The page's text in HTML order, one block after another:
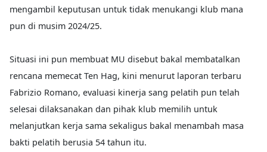
mengambil keputusan untuk tidak menukangi klub mana
pun di musim 2024/25.
Situasi ini pun membuat MU disebut bakal membatalkan
rencana memecat Ten Hag, kini menurut laporan terbaru
Fabrizio Romano, evaluasi kinerja sang pelatih pun telah
selesai dilaksanakan dan pihak klub memilih untuk
melanjutkan kerja sama sekaligus bakal menambah masa
bakti pelatih berusia 54 tahun itu.